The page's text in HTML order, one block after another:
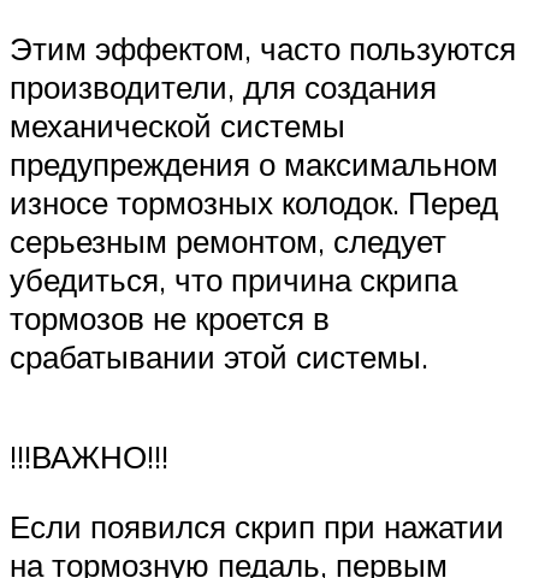
Этим эффектом, часто пользуются
производители, для создания
механической системы
предупреждения о максимальном
износе тормозных колодок. Перед
серьезным ремонтом, следует
убедиться, что причина скрипа
тормозов не кроется в
срабатывании этой системы.
!!!ВАЖНО!!!
Если появился скрип при нажатии
на тормозную педаль, первым